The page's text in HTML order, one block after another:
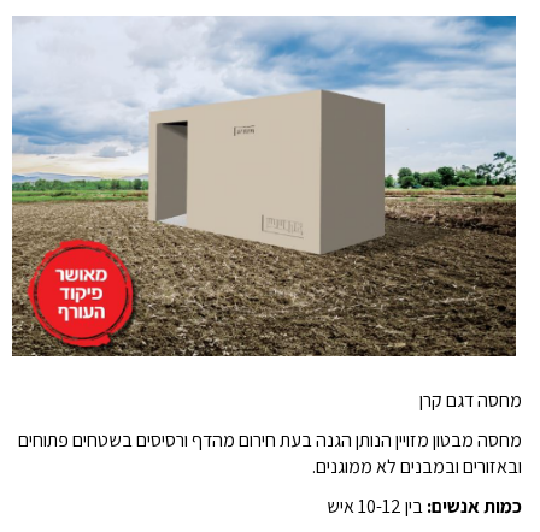
מחסה דגם קרן
מחסה מבטון מזויין הנותן הגנה בעת חירום מהדף ורסיסים בשטחים פתוחים
ובאזורים ובמבנים לא ממוגנים.
כמות אנשים:בין 10-12 איש